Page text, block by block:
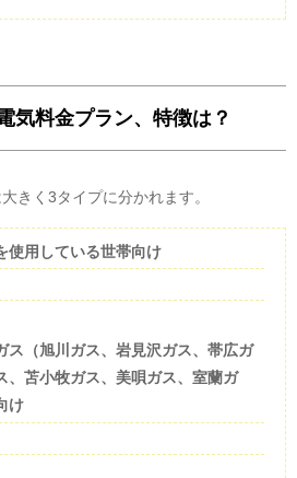
や再生可能エネルギー電源と​しての価値を
効果ガス排出量
のCO2排出係数(調整値)
0.477 kg
(調整値)
気料金プラン、特徴は？
きく3タイプに分かれます。
使用している世帯向け
ス（旭川ガス、岩見沢ガス、帯広ガ
、苫小牧ガス、美唄ガス、室蘭ガ
け